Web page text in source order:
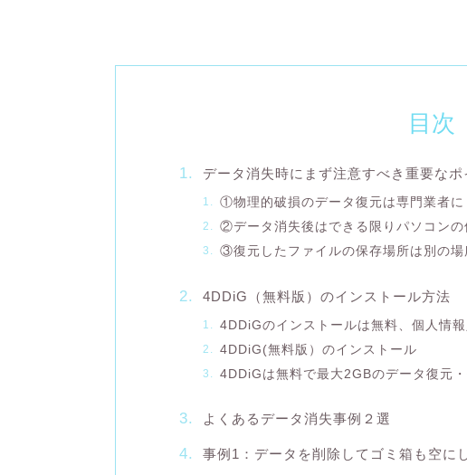
目次
データ消失時にまず注意すべき重要なポ
①物理的破損のデータ復元は専門業者に
②データ消失後はできる限りパソコンの
③復元したファイルの保存場所は別の場
4DDiG（無料版）のインストール方法
4DDiGのインストールは無料、個人情
4DDiG(無料版）のインストール
4DDiGは無料で最大2GBのデータ復元
よくあるデータ消失事例２選
事例1：データを削除してゴミ箱も空に